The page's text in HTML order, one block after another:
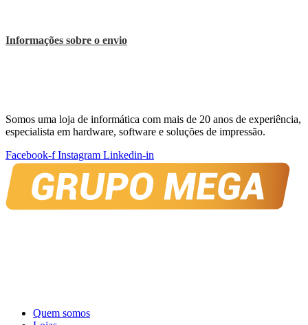
Informações sobre o envio
Somos uma loja de informática com mais de 20 anos de experiência,
especialista em hardware, software e soluções de impressão.
Facebook-f Instagram Linkedin-in
Quem somos